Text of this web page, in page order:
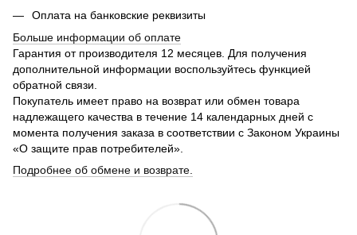
Оплата на банковские реквизиты
Больше информации об оплате
Гарантия от производителя 12 месяцев. Для получения
дополнительной информации воспользуйтесь функцией
обратной связи.
Покупатель имеет право на возврат или обмен товара
надлежащего качества в течение 14 календарных дней с
момента получения заказа в соответствии с Законом Украины
«О защите прав потребителей».
Подробнее об обмене и возврате.